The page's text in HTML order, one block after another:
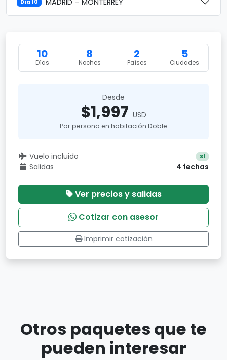
Día 10
10
Días
8
Noches
2
Países
5
Ciudades
Desde
$1,997 USD
Por persona en habitación Doble
Vuelo incluido Sí
Salidas 4 fechas
Ver precios y salidas
Cotizar con asesor
Imprimir cotización
Otros paquetes que te
pueden interesar